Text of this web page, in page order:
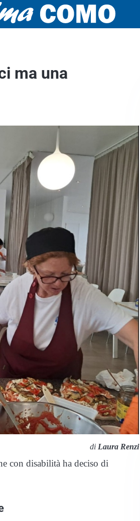
ma una
di Laura Renzi
con disabilità ha deciso di